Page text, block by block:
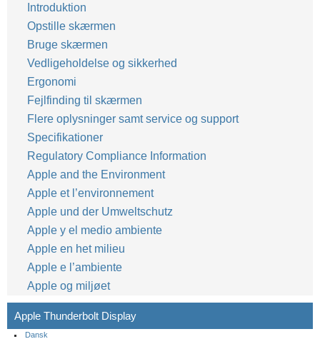
Introduktion
Opstille skærmen
Bruge skærmen
Vedligeholdelse og sikkerhed
Ergonomi
Fejlfinding til skærmen
Flere oplysninger samt service og support
Specifikationer
Regulatory Compliance Information
Apple and the Environment
Apple et l’environnement
Apple und der Umweltschutz
Apple y el medio ambiente
Apple en het milieu
Apple e l’ambiente
Apple og miljøet
Apple Thunderbolt Display
Dansk